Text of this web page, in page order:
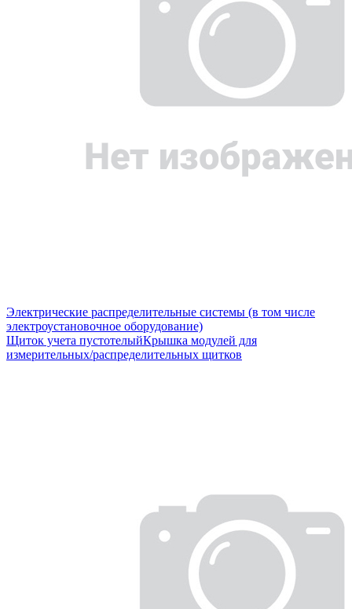
Электрические распределительные системы (в том числе
электроустановочное оборудование)
Щиток учета пустотелыйКрышка модулей для
измерительных/распределительных щитков